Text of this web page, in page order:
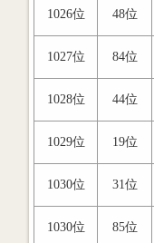
1026位 48位
1027位 84位
1028位 44位
1029位 19位
1030位 31位
1030位 85位